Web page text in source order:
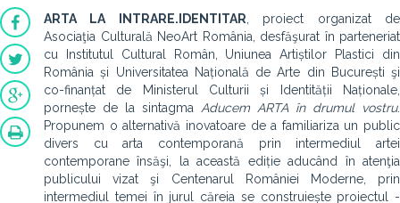
ARTA LA INTRARE.IDENTITAR , proiect organizat de
Asociaţia Culturală NeoArt România, desfăşurat în parteneriat
cu Institutul Cultural Român, Uniunea Artiștilor Plastici din
România și Universitatea Națională de Arte din București şi
co-finanțat de Ministerul Culturii și Identității Naționale,
pornește de la sintagma Aducem ARTA în drumul vostru.
Propunem o alternativă inovatoare de a familiariza un public
divers cu arta contemporană prin intermediul artei
contemporane însăşi, la această ediție aducând în atenţia
publicului vizat şi Centenarul României Moderne, prin
intermediul temei în jurul căreia se construiește proiectul -